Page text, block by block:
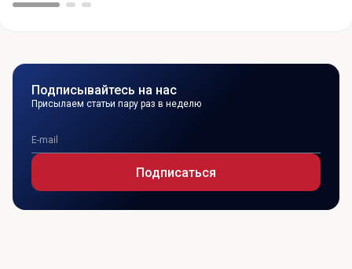
Подписывайтесь на нас
Присылаем статьи пару раз в неделю
Подписаться